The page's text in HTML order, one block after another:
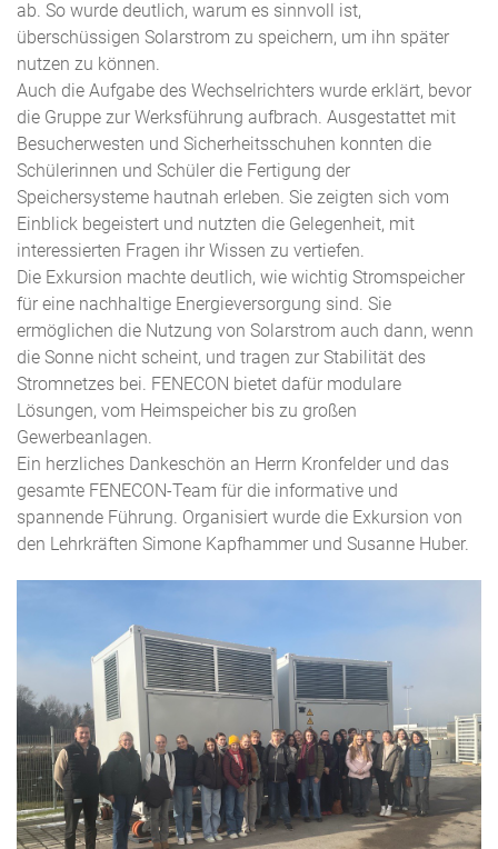
ab. So wurde deutlich, warum es sinnvoll ist,
überschüssigen Solarstrom zu speichern, um ihn später
nutzen zu können.
Auch die Aufgabe des Wechselrichters wurde erklärt, bevor
die Gruppe zur Werksführung aufbrach. Ausgestattet mit
Besucherwesten und Sicherheitsschuhen konnten die
Schülerinnen und Schüler die Fertigung der
Speichersysteme hautnah erleben. Sie zeigten sich vom
Einblick begeistert und nutzten die Gelegenheit, mit
interessierten Fragen ihr Wissen zu vertiefen.
Die Exkursion machte deutlich, wie wichtig Stromspeicher
für eine nachhaltige Energieversorgung sind. Sie
ermöglichen die Nutzung von Solarstrom auch dann, wenn
die Sonne nicht scheint, und tragen zur Stabilität des
Stromnetzes bei. FENECON bietet dafür modulare
Lösungen, vom Heimspeicher bis zu großen
Gewerbeanlagen.
Ein herzliches Dankeschön an Herrn Kronfelder und das
gesamte FENECON-Team für die informative und
spannende Führung. Organisiert wurde die Exkursion von
den Lehrkräften Simone Kapfhammer und Susanne Huber.